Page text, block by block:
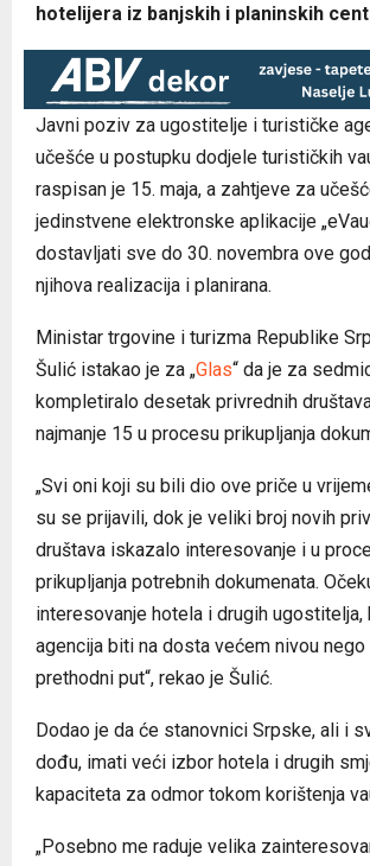
hotelijera iz banjskih i planinskih
Javni poziv za ugostitelje i turističke
učešće u postupku dodjele turističkih
raspisan je 15. maja, a zahtjeve za
jedinstvene elektronske aplikacije
dostavljati sve do 30. novembra ove
njihova realizacija i planirana.
Ministar trgovine i turizma Republike
Šulić istakao je za „Glas“ da je za
kompletiralo desetak privrednih
najmanje 15 u procesu prikupljanja
„Svi oni koji su bili dio ove priče u
su se prijavili, dok je veliki broj novih
društava iskazalo interesovanje i u
prikupljanja potrebnih dokumenata.
interesovanje hotela i drugih
agencija biti na dosta većem nivou
prethodni put“, rekao je Šulić.
Dodao je da će stanovnici Srpske, ali i
dođu, imati veći izbor hotela i drugih
kapaciteta za odmor tokom korištenja
„Posebno me raduje velika